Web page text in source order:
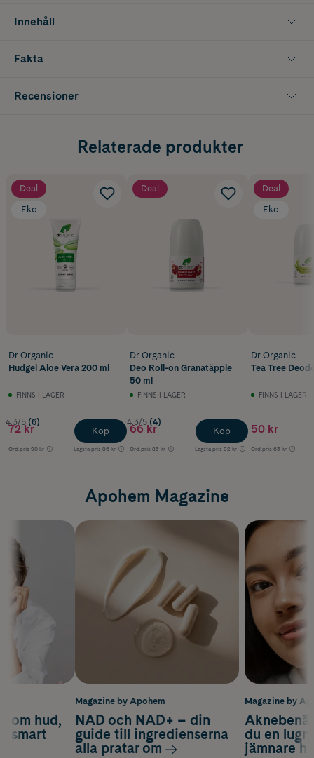
Innehåll
Fakta
Recensioner
Relaterade produkter
Deal
Eko
Dr Organic
Hudgel Aloe Vera 200 ml
FINNS I LAGER
4.3/5 (6)
72 kr
Ord.pris 90 kr Lägsta pris 86 kr
Köp
Deal
Dr Organic
Deo Roll-on Granatäpple
50 ml
FINNS I LAGER
4.3/5 (4)
66 kr
Ord.pris 83 kr Lägsta pris 82 kr
Köp
Deal
Eko
Dr Organic
Tea Tree
FINNS I LAGER
50 kr
Ord.pris 63 kr
Apohem Magazine
Magazine by
du en
jämnare
om hud,
smart
Magazine by Apohem
NAD och NAD+ – din
guide till ingredienserna
alla pratar om